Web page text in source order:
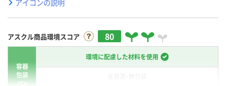
アイコンの説明
アスクル商品環境スコア 80
容器
包装
環境に配慮した材料を使用